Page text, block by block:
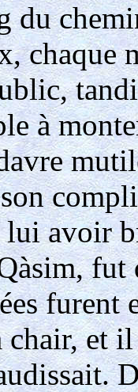
du
chaque
à
avoir
fut
furent
chair, et